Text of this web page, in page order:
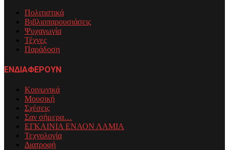
Πολιτιστικά
Βιβλιοπαρουσιάσεις
Ψυχαγωγία
Τέχνες
Παράδοση
ΕΝΔΙΑΦΕΡΟΥΝ
Κοινωνικά
Μουσική
Σχέσεις
Σαν σήμερα…
ΕΓΚΑΙΝΙΑ ΕΝΑΟΝ ΛΑΜΙΑ
Τεχνολογία
Διατροφή